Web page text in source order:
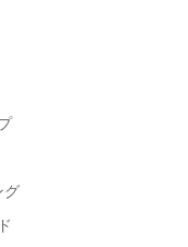
グ